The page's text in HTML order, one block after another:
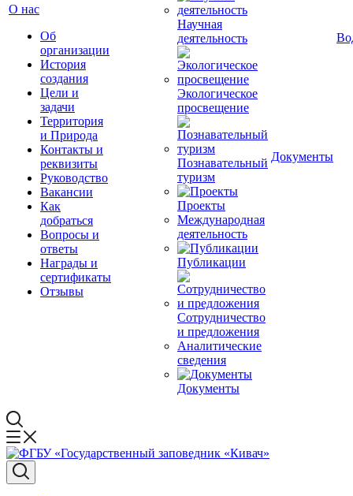
О нас
Об
организации
История
создания
Цели и
задачи
Территория
и Природа
Контакты и
реквизиты
Руководство
Вакансии
Как
добраться
Вопросы и
ответы
Награды и
сертификаты
Отзывы
Научная
деятельность
Экологическое
просвещение
Познавательный
туризм
Проекты
Международная
деятельность
Публикации
Сотрудничество
и предложения
Аналитические
сведения
Документы
Документы